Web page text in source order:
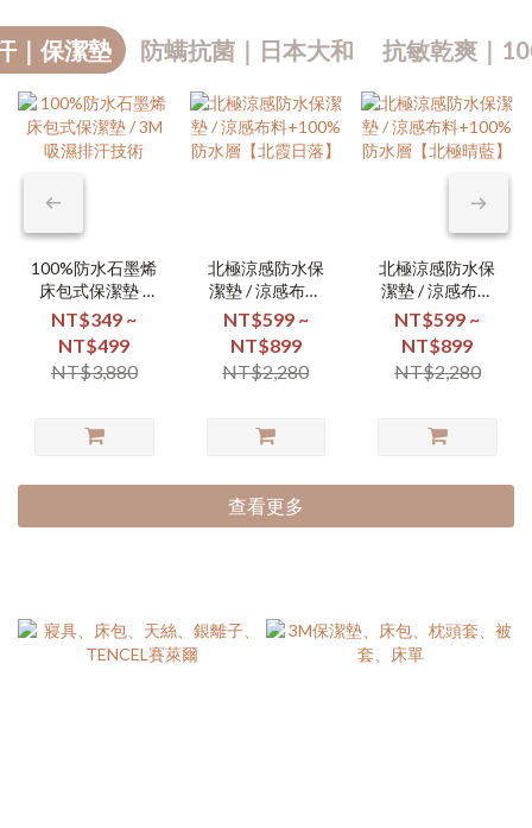
｜保潔墊 防螨抗菌｜日本大和 抗敏乾爽｜
100%防水石墨烯
床包式保潔墊 /
3M吸濕排汗技術
NT$349 ~
NT$499
NT$3,880
北極涼感防水保
潔墊 / 涼感布料
+100%防水層
【北霞日落】
NT$599 ~
NT$899
NT$2,280
北極涼感防水保
潔墊 / 涼感布料
+100%防水層
【北極晴藍】
NT$599 ~
NT$899
NT$2,280
查看更多